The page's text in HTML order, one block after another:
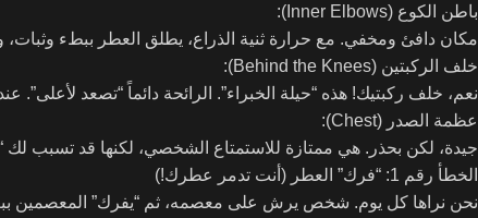
باطن الكوع (Inner Elbows):
مكان دافئ ومخفي. مع حرارة ثنية الذراع، يطلق العطر ببطء
خلف الركبتين (Behind the Knees):
نعم، خلف ركبتيك! هذه “حيلة الخبراء”. الرائحة دائماً “تصعد
عظمة الصدر (Chest):
جيدة، لكن بحذر. هي ممتازة للاستمتاع الشخصي، لكنها قد تسبب
الخطأ رقم 1: “فرك” العطر (أنت تدمر عطرك!)
نحن نراها كل يوم. شخص يرش على معصمه، ثم “يفرك” المعصمين